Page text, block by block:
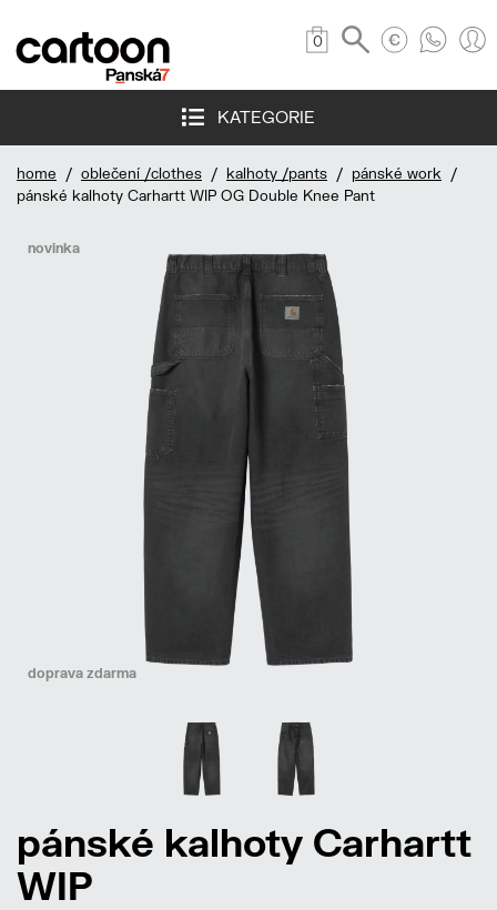
0
KATEGORIE
home / oblečení /clothes / kalhoty /pants / pánské work /
pánské kalhoty Carhartt WIP OG Double Knee Pant
doprava zdarma
novinka
pánské kalhoty Carhartt
WIP